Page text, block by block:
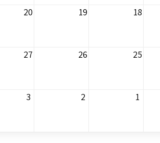
18
19
20
25
26
27
1
2
3